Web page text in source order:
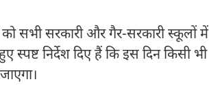
सभी सरकारी और गैर-सरकारी स्कूलों में
निर्देश दिए हैं कि इस दिन किसी भी